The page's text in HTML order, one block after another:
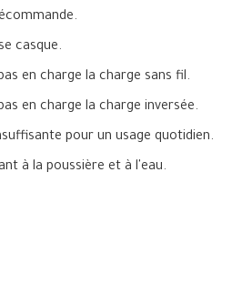
casque.
en charge la charge sans fil.
en charge la charge inversée.
pour un usage quotidien.
à la poussière et à l'eau.